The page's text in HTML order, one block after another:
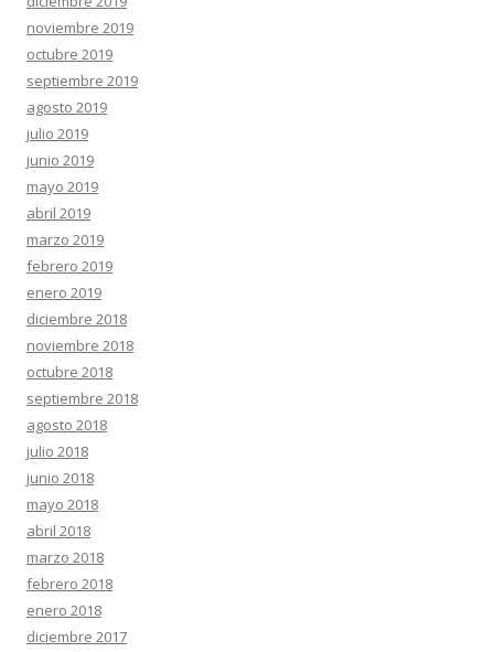
noviembre 2019
octubre 2019
septiembre 2019
agosto 2019
julio 2019
junio 2019
mayo 2019
abril 2019
marzo 2019
febrero 2019
enero 2019
diciembre 2018
noviembre 2018
octubre 2018
septiembre 2018
agosto 2018
julio 2018
junio 2018
mayo 2018
abril 2018
marzo 2018
febrero 2018
enero 2018
diciembre 2017